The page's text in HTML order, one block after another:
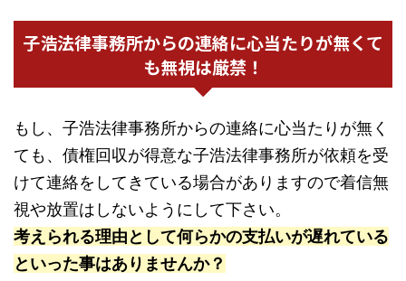
子浩法律事務所からの連絡に心当たりが無くて
も無視は厳禁！
もし、子浩法律事務所からの連絡に心当たりが無く
ても、債権回収が得意な子浩法律事務所が依頼を受
けて連絡をしてきている場合がありますので着信無
視や放置はしないようにして下さい。
考えられる理由として何らかの支払いが遅れている
といった事はありませんか？